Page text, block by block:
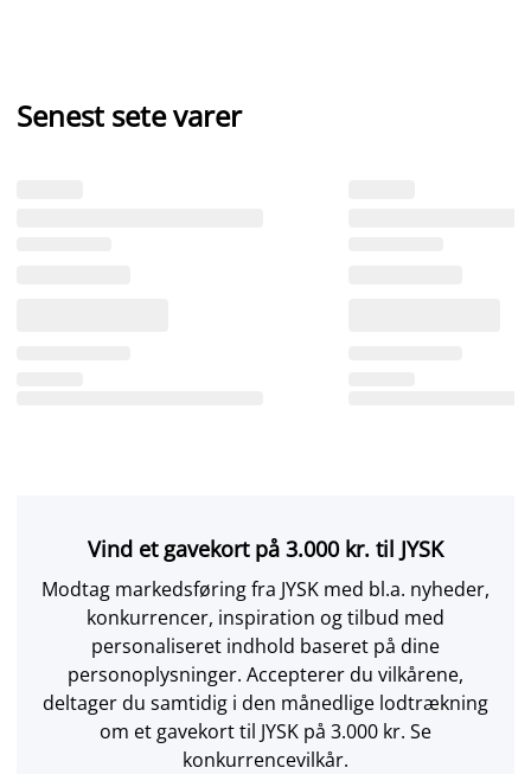
Senest sete varer
Vind et gavekort på 3.000 kr. til JYSK
Modtag markedsføring fra JYSK med bl.a. nyheder,
konkurrencer, inspiration og tilbud med
personaliseret indhold baseret på dine
personoplysninger. Accepterer du vilkårene,
deltager du samtidig i den månedlige lodtrækning
om et gavekort til JYSK på 3.000 kr. Se
konkurrencevilkår.